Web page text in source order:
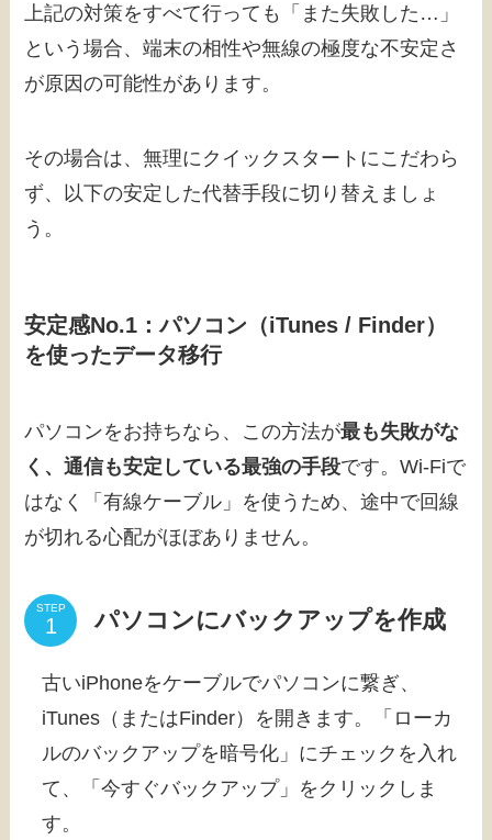
上記の対策をすべて行っても「また失敗した…」
という場合、端末の相性や無線の極度な不安定さ
が原因の可能性があります。
その場合は、無理にクイックスタートにこだわら
ず、以下の安定した代替手段に切り替えましょ
う。
安定感No.1：パソコン（iTunes / Finder）
を使ったデータ移行
パソコンをお持ちなら、この方法が最も失敗がな
く、通信も安定している最強の手段です。Wi-Fiで
はなく「有線ケーブル」を使うため、途中で回線
が切れる心配がほぼありません。
STEP パソコンにバックアップを作成
古いiPhoneをケーブルでパソコンに繋ぎ、
iTunes（またはFinder）を開きます。「ローカ
ルのバックアップを暗号化」にチェックを入れ
て、「今すぐバックアップ」をクリックしま
す。